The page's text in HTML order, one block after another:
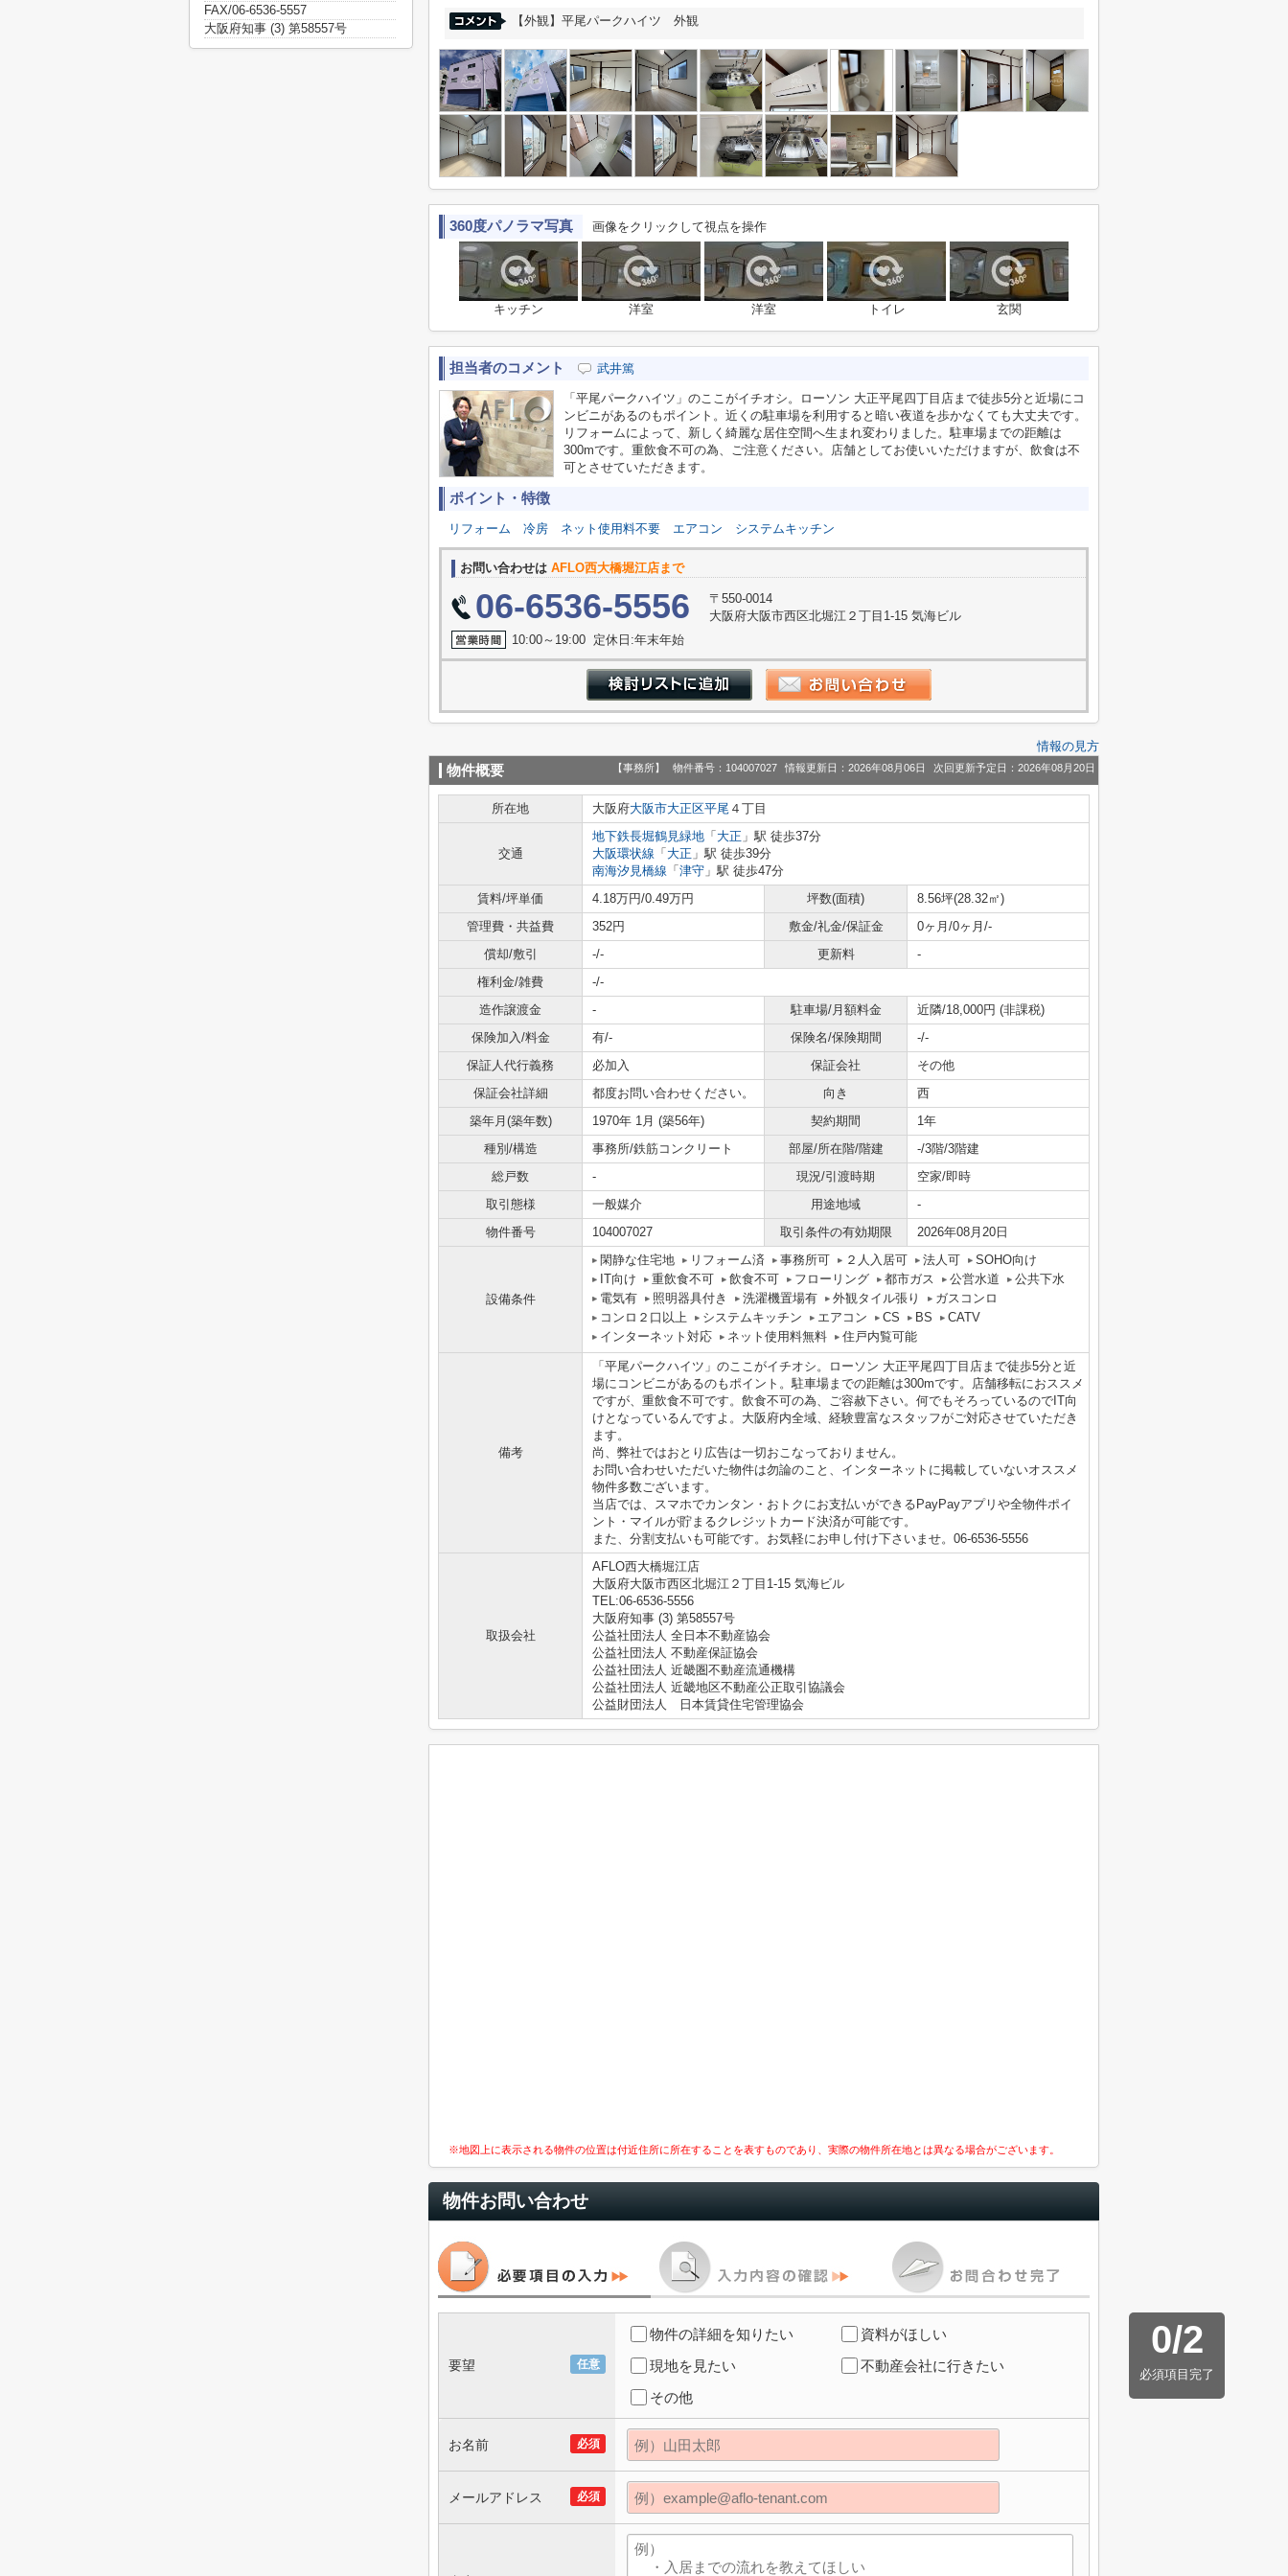
【外観】平尾パークハイツ 外観
360度パノラマ写真 画像をクリックして視点を操作
キッチン 洋室 洋室 トイレ 玄関
担当者のコメント 武井篤
「平尾パークハイツ」のここがイチオシ。ローソン 大正平尾四丁目店まで徒歩5分と近場にコ
ンビニがあるのもポイント。近くの駐車場を利用すると暗い夜道を歩かなくても大丈夫です。
リフォームによって、新しく綺麗な居住空間へ生まれ変わりました。駐車場までの距離は
300mです。重飲食不可の為、ご注意ください。店舗としてお使いいただけますが、飲食は不
可とさせていただきます。
ポイント・特徴
リフォーム 冷房 ネット使用料不要 エアコン システムキッチン
お問い合わせは AFLO西大橋堀江店まで
06-6536-5556
〒550-0014
大阪府大阪市西区北堀江２丁目1-15 気海ビル
10:00～19:00 定休日:年末年始
情報の見方
物件概要 【事務所】 物件番号：104007027 情報更新日：2026年08月06日 次回更新予定日：2026年08月20日
所在地 大阪府大阪市大正区平尾 ４丁目
交通
地下鉄長堀鶴見緑地 「 大正 」駅 徒歩37分
大阪環状線 「 大正 」駅 徒歩39分
南海汐見橋線 「 津守 」駅 徒歩47分
賃料/坪単価
4.18万円/0.49万円 坪数(面積)
8.56坪(28.32㎡)
管理費・共益費
352円 敷金/礼金/保証金
0ヶ月/0ヶ月/-
償却/敷引
-/- 更新料
-
権利金/雑費
-/-
造作譲渡金
- 駐車場/月額料金
近隣/18,000円 (非課税)
保険加入/料金
有/- 保険名/保険期間
-/-
保証人代行義務
必加入 保証会社
その他
保証会社詳細
都度お問い合わせください。 向き
西
築年月(築年数)
1970年 1月 (築56年) 契約期間
1年
種別/構造
事務所/鉄筋コンクリート 部屋/所在階/階建
-/3階/3階建
総戸数
- 現況/引渡時期
空家/即時
取引態様
一般媒介 用途地域
-
物件番号
104007027 取引条件の有効期限 2026年08月20日
設備条件
閑静な住宅地 リフォーム済 事務所可 ２人入居可 法人可
SOHO向け
IT向け
重飲食不可 飲食不可 フローリング 都市ガス 公営水道
公共下水
電気有
照明器具付き 洗濯機置場有 外観タイル張り
ガスコンロ
コンロ２口以上
システムキッチン エアコン CS BS
CATV
インターネット対応
ネット使用料無料 住戸内覧可能
備考
「平尾パークハイツ」のここがイチオシ。ローソン 大正平尾四丁目店まで徒歩5分と近
場にコンビニがあるのもポイント。駐車場までの距離は300mです。店舗移転におススメ
ですが、重飲食不可です。飲食不可の為、ご容赦下さい。何でもそろっているのでIT向
けとなっているんですよ。大阪府内全域、経験豊富なスタッフがご対応させていただき
ます。
尚、弊社ではおとり広告は一切おこなっておりません。
お問い合わせいただいた物件は勿論のこと、インターネットに掲載していないオススメ
物件多数ございます。
当店では、スマホでカンタン・おトクにお支払いができるPayPayアプリや全物件ポイ
ント・マイルが貯まるクレジットカード決済が可能です。
また、分割支払いも可能です。お気軽にお申し付け下さいませ。06-6536-5556
取扱会社
AFLO西大橋堀江店
大阪府大阪市西区北堀江２丁目1-15 気海ビル
TEL:06-6536-5556
大阪府知事 (3) 第58557号
公益社団法人 全日本不動産協会
公益社団法人 不動産保証協会
公益社団法人 近畿圏不動産流通機構
公益社団法人 近畿地区不動産公正取引協議会
公益財団法人 日本賃貸住宅管理協会
※地図上に表示される物件の位置は付近住所に所在することを表すものであり、実際の物件所在地とは異なる場合がございます。
物件お問い合わせ
0/2
必須項目完了
任意
要望
物件の詳細を知りたい
資料がほしい
現地を見たい
不動産会社に行きたい
その他
必須
お名前
必須
メールアドレス
FAX/06-6536-5557
大阪府知事 (3) 第58557号